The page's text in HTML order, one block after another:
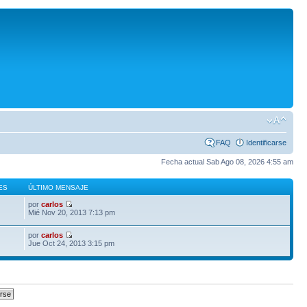
FAQ Identificarse
Fecha actual Sab Ago 08, 2026 4:55 am
ÚLTIMO MENSAJE
porcarlos
Mié Nov 20, 2013 7:13 pm
porcarlos
Jue Oct 24, 2013 3:15 pm